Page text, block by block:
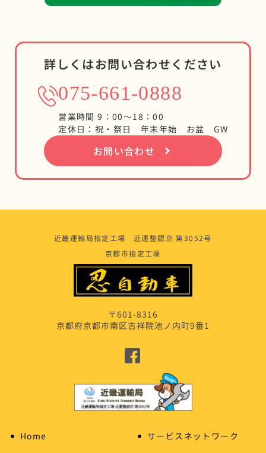
詳しくはお問い合わせください
075-661-0888
営業時間 9：00～18：00
定休日：祝・祭日 年末年始 お盆 GW
お問い合わせ
近畿運輸局指定工場 近運整認京 第3052号
京都市指定工場
〒601-8316
京都府京都市南区吉祥院池ノ内町9番1
Home
サービスネットワーク